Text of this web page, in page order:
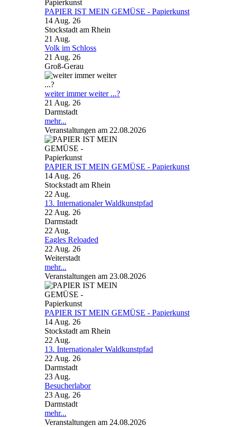
PAPIER IST MEIN GEMÜSE - Papierkunst
14 Aug. 26
Stockstadt am Rhein
21 Aug.
Volk im Schloss
21 Aug. 26
Groß-Gerau
weiter immer weiter ...?
21 Aug. 26
Darmstadt
mehr...
Veranstaltungen am 22.08.2026
PAPIER IST MEIN GEMÜSE - Papierkunst
14 Aug. 26
Stockstadt am Rhein
22 Aug.
13. Internationaler Waldkunstpfad
22 Aug. 26
Darmstadt
22 Aug.
Eagles Reloaded
22 Aug. 26
Weiterstadt
mehr...
Veranstaltungen am 23.08.2026
PAPIER IST MEIN GEMÜSE - Papierkunst
14 Aug. 26
Stockstadt am Rhein
22 Aug.
13. Internationaler Waldkunstpfad
22 Aug. 26
Darmstadt
23 Aug.
Besucherlabor
23 Aug. 26
Darmstadt
mehr...
Veranstaltungen am 24.08.2026